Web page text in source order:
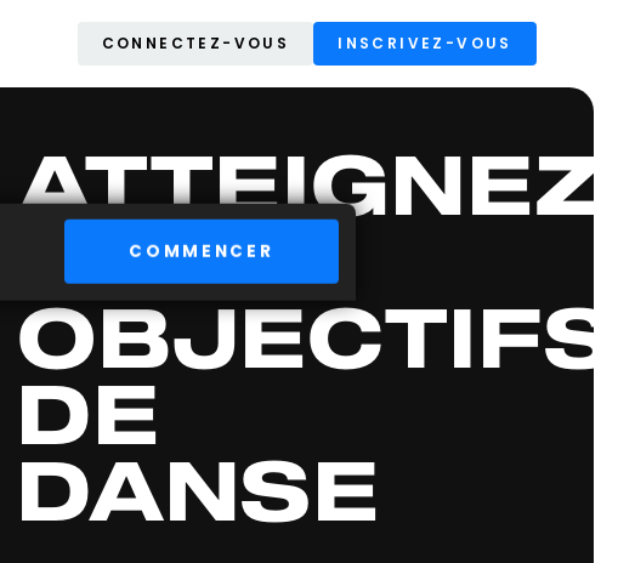
CONNECTEZ-VOUS INSCRIVEZ-VOUS
COMMENCER
ATTEIGNEZ
VOS
OBJECTIFS
DE
DANSE